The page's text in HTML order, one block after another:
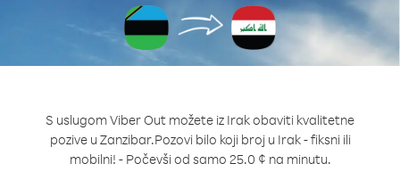
S uslugom Viber Out možete iz Irak obaviti kvalitetne
pozive u Zanzibar.Pozovi bilo koji broj u Irak - fiksni ili
mobilni! - Počevši od samo 25.0 ¢ na minutu.